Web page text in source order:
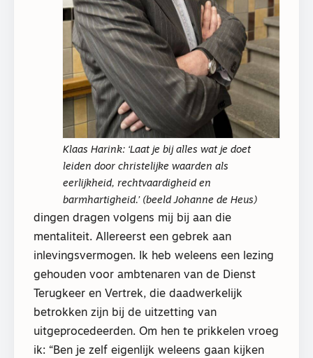
Klaas Harink: ‘Laat je bij alles wat je doet
leiden door christelijke waarden als
eerlijkheid, rechtvaardigheid en
barmhartigheid.’ (beeld Johanne de Heus)
dingen dragen volgens mij bij aan die
mentaliteit. Allereerst een gebrek aan
inlevingsvermogen. Ik heb weleens een lezing
gehouden voor ambtenaren van de Dienst
Terugkeer en Vertrek, die daadwerkelijk
betrokken zijn bij de uitzetting van
uitgeprocedeerden. Om hen te prikkelen vroeg
ik: “Ben je zelf eigenlijk weleens gaan kijken